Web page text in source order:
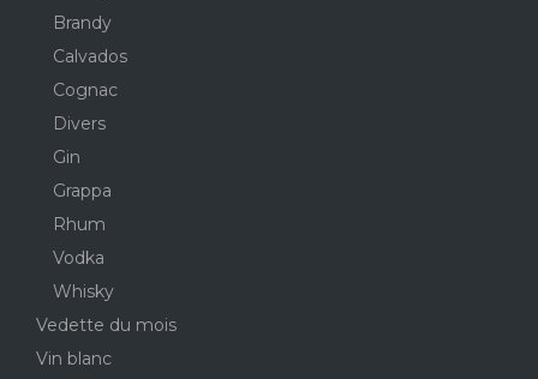
Brandy
Calvados
Cognac
Divers
Gin
Grappa
Rhum
Vodka
Whisky
Vedette du mois
Vin blanc